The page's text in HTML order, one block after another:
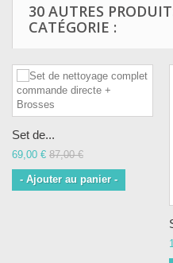
30 AUTRES
CATÉGORIE :
Set de...
69,00 € 87,00 €
- Ajouter au panier -